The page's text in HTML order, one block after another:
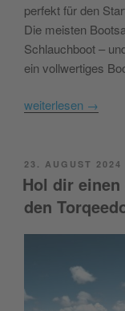
perfekt für den
Die meisten
Schlauchboot –
ein vollwertiges
weiterlesen →
POSTED
ON
23. AUGUST 2024
Hol dir
den